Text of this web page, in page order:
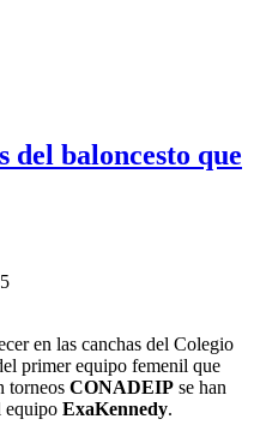
del baloncesto que
en las canchas del Colegio
primer equipo femenil que
torneos CONADEIP se han
equipo ExaKennedy.